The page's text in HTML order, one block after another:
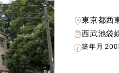
東京都西
西武池袋
築年月